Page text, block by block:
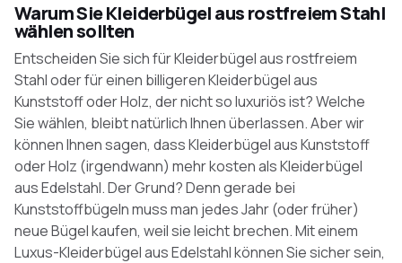
Warum Sie Kleiderbügel aus rostfreiem Stahl
wählen sollten
Entscheiden Sie sich für Kleiderbügel aus rostfreiem
Stahl oder für einen billigeren Kleiderbügel aus
Kunststoff oder Holz, der nicht so luxuriös ist? Welche
Sie wählen, bleibt natürlich Ihnen überlassen. Aber wir
können Ihnen sagen, dass Kleiderbügel aus Kunststoff
oder Holz (irgendwann) mehr kosten als Kleiderbügel
aus Edelstahl. Der Grund? Denn gerade bei
Kunststoffbügeln muss man jedes Jahr (oder früher)
neue Bügel kaufen, weil sie leicht brechen. Mit einem
Luxus-Kleiderbügel aus Edelstahl können Sie sicher sein,